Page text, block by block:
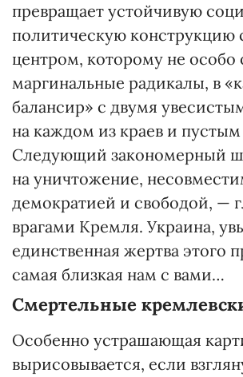
превращает устойчивую
политическую конструкцию
центром, которому не особо
маргинальные радикалы, в
балансир» с двумя
на каждом из краев и
Следующий закономерный
на уничтожение,
демократией и свободой, —
врагами Кремля. Украина,
единственная жертва этого
самая близкая нам с вами…
Смертельные
Особенно устрашающая
вырисовывается, если